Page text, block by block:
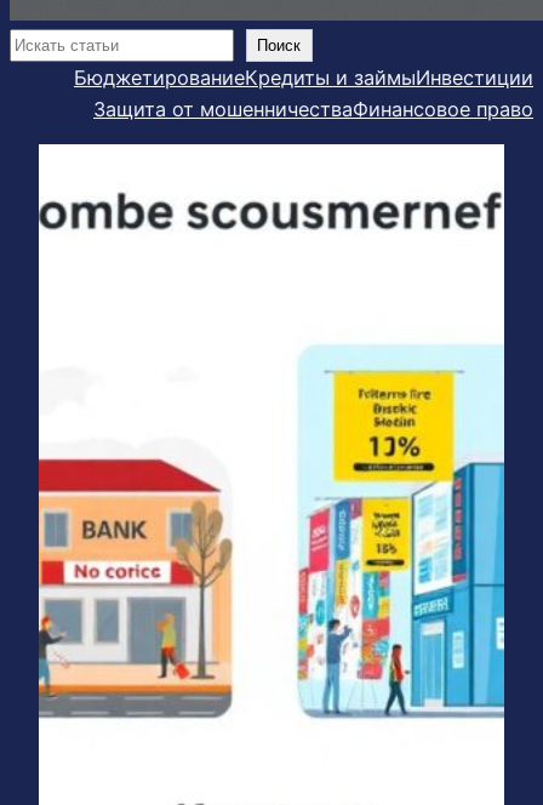
Поиск Поиск
БюджетированиеКредиты и займыИнвестиции
Защита от мошенничестваФинансовое право